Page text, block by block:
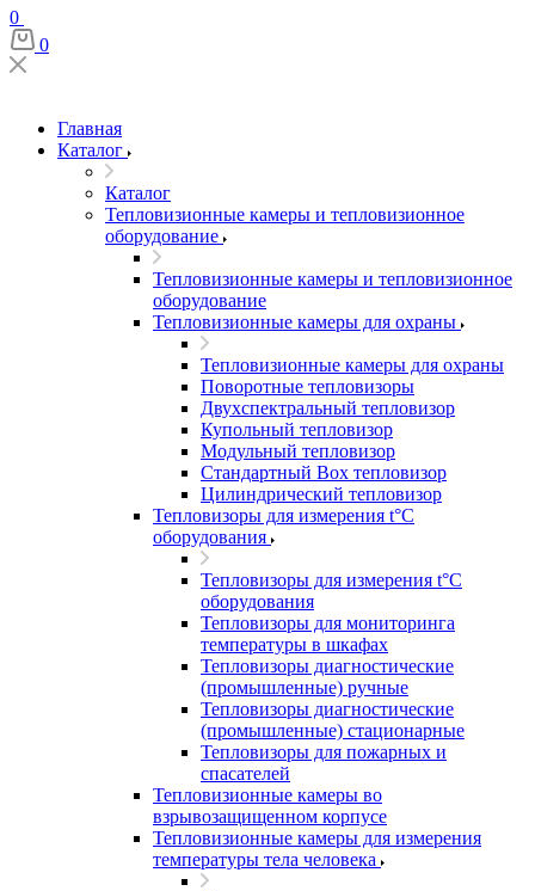
0
0
Главная
Каталог
Каталог
Тепловизионные камеры и тепловизионное
оборудование
Тепловизионные камеры и тепловизионное
оборудование
Тепловизионные камеры для охраны
Тепловизионные камеры для охраны
Поворотные тепловизоры
Двухспектральный тепловизор
Купольный тепловизор
Модульный тепловизор
Стандартный Box тепловизор
Цилиндрический тепловизор
Тепловизоры для измерения t°С
оборудования
Тепловизоры для измерения t°С
оборудования
Тепловизоры для мониторинга
температуры в шкафах
Тепловизоры диагностические
(промышленные) ручные
Тепловизоры диагностические
(промышленные) стационарные
Тепловизоры для пожарных и
спасателей
Тепловизионные камеры во
взрывозащищенном корпусе
Тепловизионные камеры для измерения
температуры тела человека